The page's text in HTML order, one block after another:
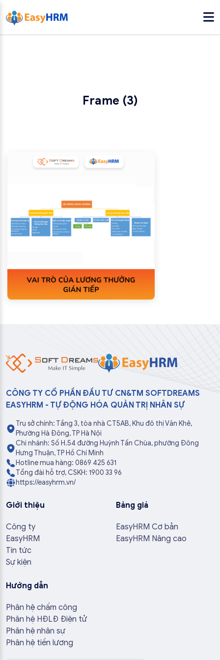
Frame (3)
CÔNG TY CỔ PHẦN ĐẦU TƯ CN&TM SOFTDREAMS
EASYHRM - TỰ ĐỘNG HÓA QUẢN TRỊ NHÂN SỰ
Trụ sở chính: Tầng 3, tòa nhà CT5AB, Khu đô thị Văn Khê,
Phường Hà Đông, TP Hà Nội
Chi nhánh: Số H.54 đường Huỳnh Tấn Chùa, phường Đông
Hưng Thuận, TP Hồ Chí Minh
Hotline mua hàng: 0869 425 631
Tổng đài hỗ trợ, CSKH: 1900 33 96
https://easyhrm.vn/
Giới thiệu
Công ty
EasyHRM
Tin tức
Sự kiện
Bảng giá
EasyHRM Cơ bản
EasyHRM Nâng cao
Hướng dẫn
Phân hệ chấm công
Phân hệ HĐLĐ Điện tử
Phân hệ nhân sự
Phân hệ tiền lương